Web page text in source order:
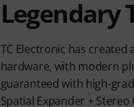
Legendary
TC Electronic has
hardware, with modern
guaranteed with high-
Spatial Expander +